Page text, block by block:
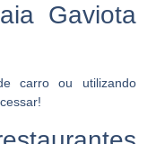
Gaviota
carro ou utilizando